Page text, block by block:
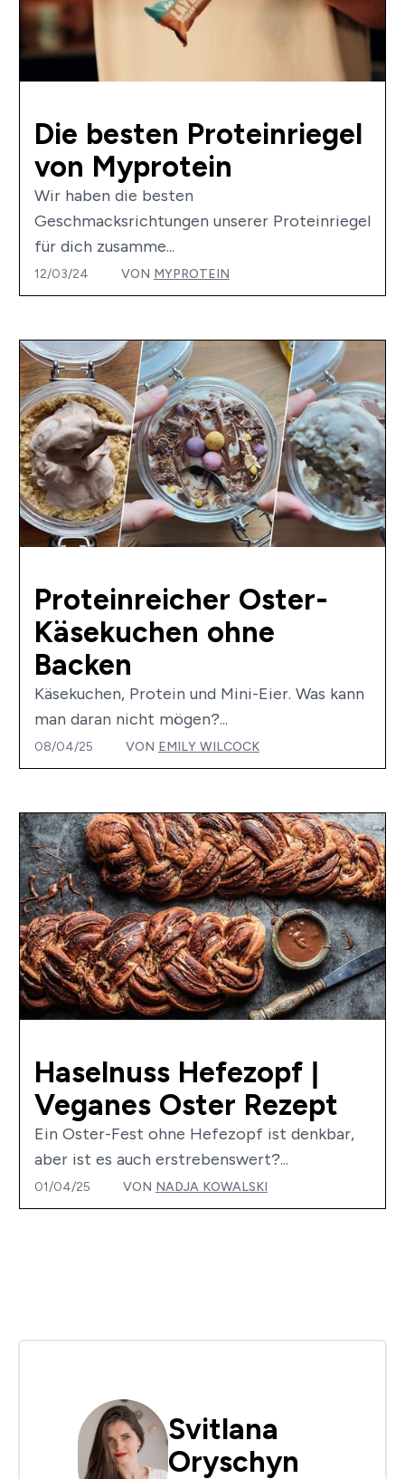
Die besten Proteinriegel
von Myprotein
Wir haben die besten
Geschmacksrichtungen unserer Proteinriegel
für dich zusamme...
12/03/24 VON MYPROTEIN
Proteinreicher Oster-
Käsekuchen ohne
Backen
Käsekuchen, Protein und Mini-Eier. Was kann
man daran nicht mögen?...
08/04/25 VON EMILY WILCOCK
Haselnuss Hefezopf |
Veganes Oster Rezept
Ein Oster-Fest ohne Hefezopf ist denkbar,
aber ist es auch erstrebenswert?...
01/04/25 VON NADJA KOWALSKI
Svitlana
Oryschyn